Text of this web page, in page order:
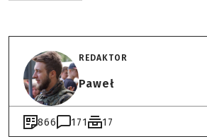
REDAKTOR
Paweł
866 171 17